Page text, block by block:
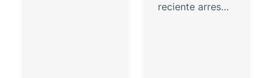
reciente arres…